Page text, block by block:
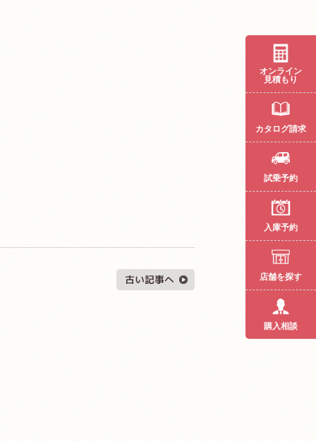
オンライン
見積もり
カタログ請求
試乗予約
入庫予約
店舗を探す
購入相談